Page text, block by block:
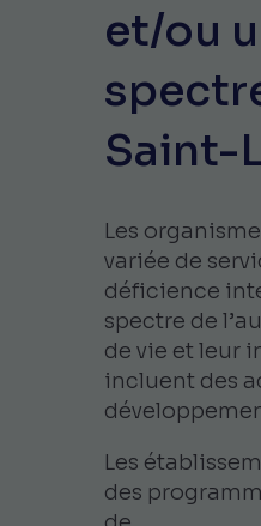
et/ou
Saint-
Les
variée de
déficience
spectre de
de vie et leur
incluent des
Les
des